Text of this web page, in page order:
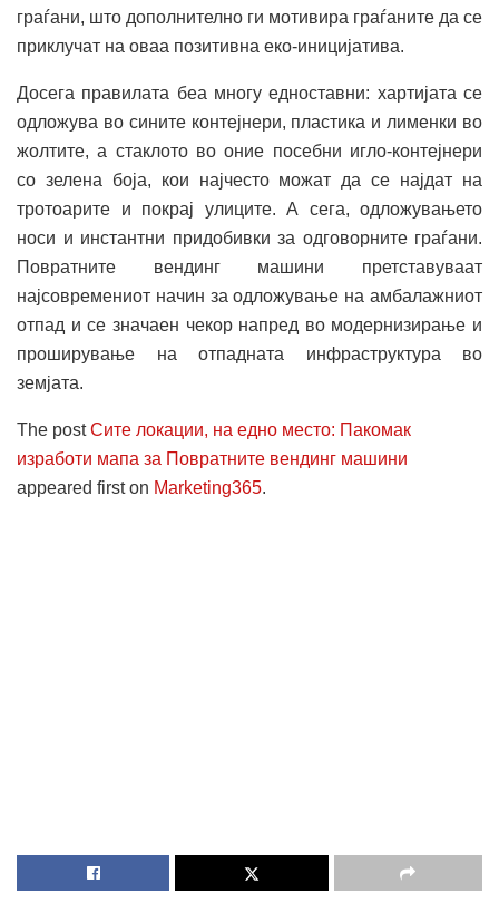
граѓани, што дополнително ги мотивира граѓаните да се
приклучат на оваа позитивна еко-иницијатива.
Досега правилата беа многу едноставни: хартијата се
одложува во сините контејнери, пластика и лименки во
жолтите, а стаклото во оние посебни игло-контејнери
со зелена боја, кои најчесто можат да се најдат на
тротоарите и покрај улиците. А сега, одложувањето
носи и инстантни придобивки за одговорните граѓани.
Повратните вендинг машини претставуваат
најсовремениот начин за одложување на амбалажниот
отпад и се значаен чекор напред во модернизирање и
проширување на отпадната инфраструктура во
земјата.
The postСите локации, на едно место: Пакомак
изработи мапа за Повратните вендинг машини
appeared first on Marketing365.